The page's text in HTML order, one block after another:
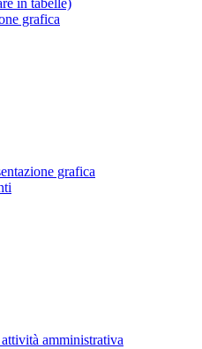
in tabelle)
grafica
grafica
amministrativa